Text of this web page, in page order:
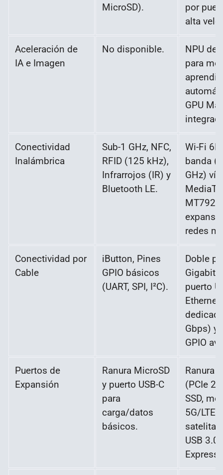
MicroSD).
por
alta
Aceleración de
IA e Imagen
No disponible.
NPU
para
GPU
Conectividad
Inalámbrica
Sub-1 GHz, NFC,
RFID (125 kHz),
Infrarrojos (IR) y
Bluetooth LE.
Wi-Fi 6E
banda
GHz)
redes
Conectividad por
Cable
iButton, Pines
GPIO básicos
(UART, SPI, I²C).
Doble
Gigabit
puerto
Ethernet
Gbps) y
GPIO
Puertos de
Expansión
Ranura MicroSD
y puerto USB-C
para
carga/datos
básicos.
Ranura
(PCIe
SSD,
5G/LTE o
USB 3.0,
Express